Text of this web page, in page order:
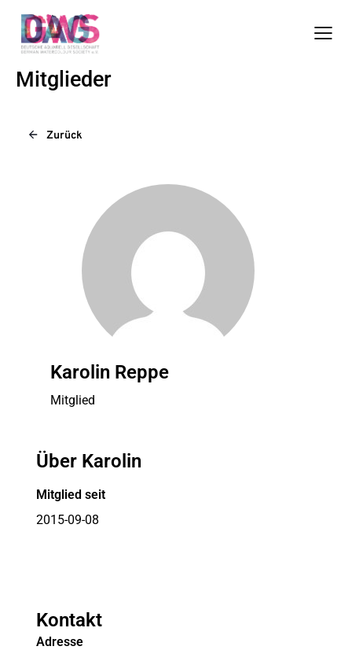
Mitglieder
Zurück
Karolin Reppe
Mitglied
Über Karolin
Mitglied seit
2015-09-08
Kontakt
Adresse